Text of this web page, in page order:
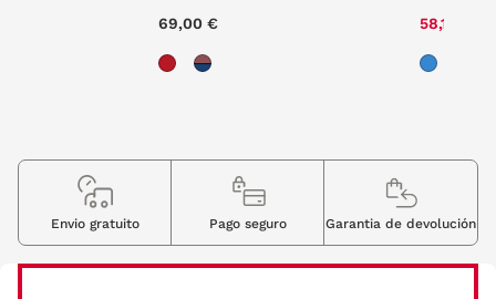
69,00 € 58,10 €
Envio gratuito Pago seguro Garantia de devolución